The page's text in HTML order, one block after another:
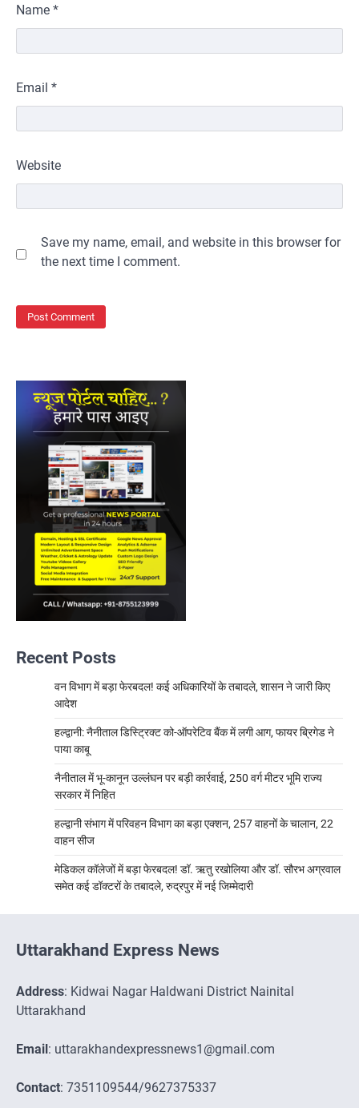
Name *
Email *
Website
Save my name, email, and website in this browser for
the next time I comment.
Recent Posts
वन विभाग में बड़ा फेरबदल! कई अधिकारियों के तबादले, शासन ने जारी किए
आदेश
हल्द्वानी: नैनीताल डिस्ट्रिक्ट को-ऑपरेटिव बैंक में लगी आग, फायर ब्रिगेड ने
पाया काबू
नैनीताल में भू-कानून उल्लंघन पर बड़ी कार्रवाई, 250 वर्ग मीटर भूमि राज्य
सरकार में निहित
हल्द्वानी संभाग में परिवहन विभाग का बड़ा एक्शन, 257 वाहनों के चालान, 22
वाहन सीज
मेडिकल कॉलेजों में बड़ा फेरबदल! डॉ. ऋतु रखोलिया और डॉ. सौरभ अग्रवाल
समेत कई डॉक्टरों के तबादले, रुद्रपुर में नई जिम्मेदारी
Uttarakhand Express News
Address: Kidwai Nagar Haldwani District Nainital
Uttarakhand
Email : uttarakhandexpressnews1@gmail.com
Contact: 7351109544/9627375337